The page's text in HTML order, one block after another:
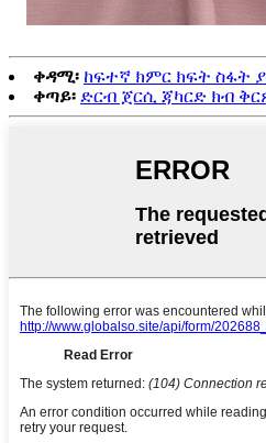
ቀዳሚ፡ ከፍተኛ ክምር ክፍት ስፋት
ቀጣይ፡ ድርብ ጀርሲ ጃካርድ ክብ